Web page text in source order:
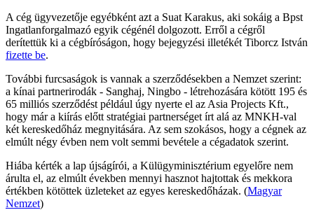
A cég ügyvezetője egyébként azt a Suat Karakus, aki sokáig a Bpst
Ingatlanforgalmazó egyik cégénél dolgozott. Erről a cégről
derítettük ki a cégbíróságon, hogy bejegyzési illetékét Tiborcz István
fizette be.
További furcsaságok is vannak a szerződésekben a Nemzet szerint:
a kínai partnerirodák - Sanghaj, Ningbo - létrehozására kötött 195 és
65 milliós szerződést például úgy nyerte el az Asia Projects Kft.,
hogy már a kiírás előtt stratégiai partnerséget írt alá az MNKH-val
két kereskedőház megnyitására. Az sem szokásos, hogy a cégnek az
elmúlt négy évben nem volt semmi bevétele a cégadatok szerint.
Hiába kérték a lap újságírói, a Külügyminisztérium egyelőre nem
árulta el, az elmúlt években mennyi hasznot hajtottak és mekkora
értékben kötöttek üzleteket az egyes kereskedőházak. (Magyar
Nemzet)